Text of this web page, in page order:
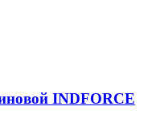
INDFORCE